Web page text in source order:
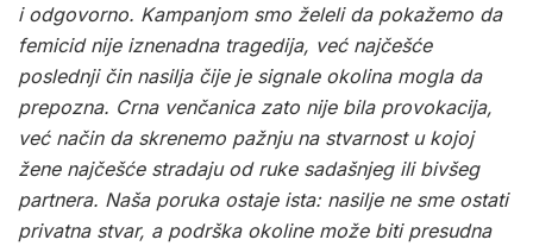
i odgovorno. Kampanjom smo želeli da pokažemo da
femicid nije iznenadna tragedija, već najčešće
poslednji čin nasilja čije je signale okolina mogla da
prepozna. Crna venčanica zato nije bila provokacija,
već način da skrenemo pažnju na stvarnost u kojoj
žene najčešće stradaju od ruke sadašnjeg ili bivšeg
partnera. Naša poruka ostaje ista: nasilje ne sme ostati
privatna stvar, a podrška okoline može biti presudna